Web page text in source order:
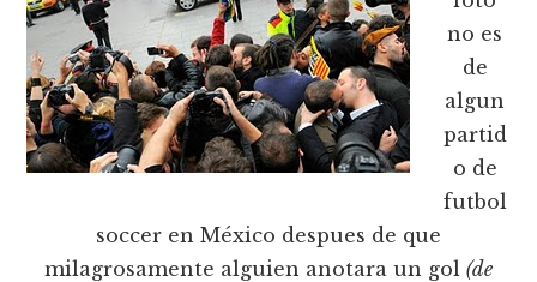
no es
de
algun
partid
o de
futbol
soccer en México despues de que
milagrosamente alguien anotara un gol (de